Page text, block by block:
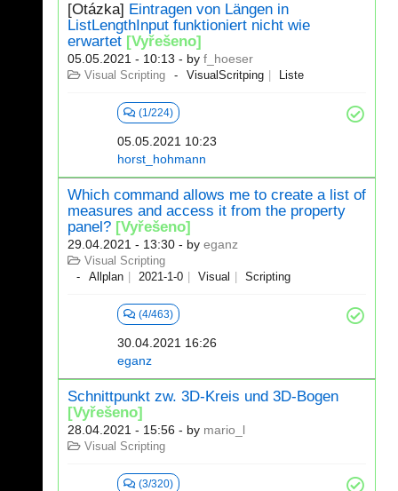
[Otázka] Eintragen von Längen in
ListLengthInput funktioniert nicht wie
erwartet [Vyřešeno]
05.05.2021 - 10:13 - by f_hoeser
Visual Scripting VisualScritping Liste
(1/224)
05.05.2021 10:23
horst_hohmann
Which command allows me to create a list of
measures and access it from the property
panel? [Vyřešeno]
29.04.2021 - 13:30 - by eganz
Visual Scripting
Allplan
2021-1-0 Visual Scripting
(4/463)
30.04.2021 16:26
eganz
Schnittpunkt zw. 3D-Kreis und 3D-Bogen
[Vyřešeno]
28.04.2021 - 15:56 - by mario_l
Visual Scripting
(3/320)